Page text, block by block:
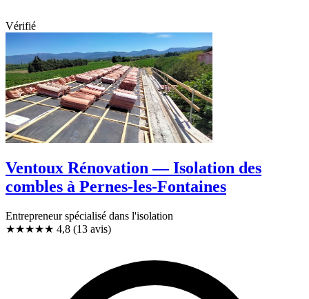
Vérifié
Ventoux Rénovation — Isolation des
combles à Pernes-les-Fontaines
Entrepreneur spécialisé dans l'isolation
★★★★★ 4,8 (13 avis)